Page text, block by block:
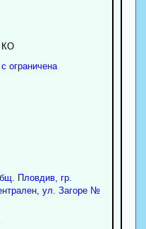
ограничена
Пловдив, гр.
, ул. Загоре №